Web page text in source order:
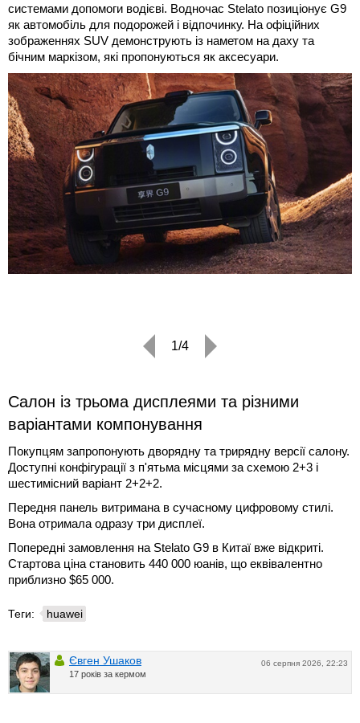
системами допомоги водієві. Водночас Stelato позиціонує G9
як автомобіль для подорожей і відпочинку. На офіційних
зображеннях SUV демонструють із наметом на даху та
бічним маркізом, які пропонуються як аксесуари.
1/4
Салон із трьома дисплеями та різними
варіантами компонування
Покупцям запропонують дворядну та трирядну версії салону.
Доступні конфігурації з п'ятьма місцями за схемою 2+3 і
шестимісний варіант 2+2+2.
Передня панель витримана в сучасному цифровому стилі.
Вона отримала одразу три дисплеї.
Попередні замовлення на Stelato G9 в Китаї вже відкриті.
Стартова ціна становить 440 000 юанів, що еквівалентно
приблизно $65 000.
Теги: huawei
06 серпня 2026, 22:23
Євген Ушаков
17 років за кермом